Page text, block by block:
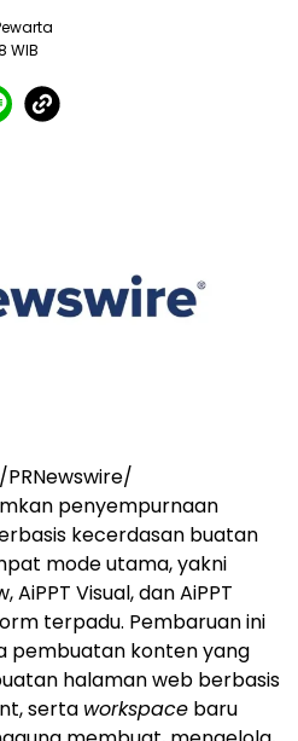
WIB
/PRNewswire/
penyempurnaan
kecerdasan buatan
mode utama, yakni
AiPPT Visual, dan AiPPT
terpadu. Pembaruan ini
pembuatan konten yang
halaman web berbasis
serta workspace baru